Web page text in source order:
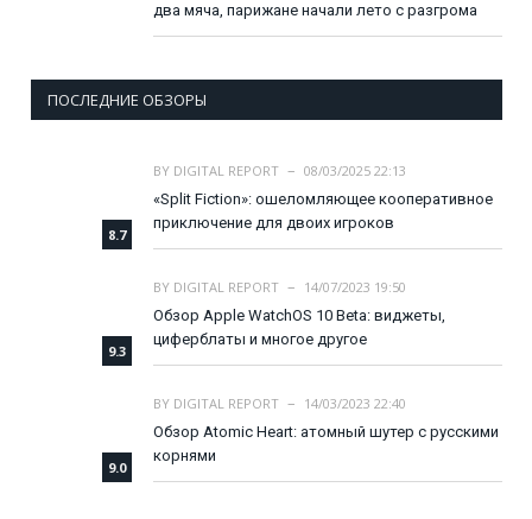
два мяча, парижане начали лето с разгрома
ПОСЛЕДНИЕ ОБЗОРЫ
8.7
BY DIGITAL REPORT
08/03/2025 22:13
«Split Fiction»: ошеломляющее кооперативное
приключение для двоих игроков
9.3
BY DIGITAL REPORT
14/07/2023 19:50
Обзор Apple WatchOS 10 Beta: виджеты,
циферблаты и многое другое
9.0
BY DIGITAL REPORT
14/03/2023 22:40
Обзор Atomic Heart: атомный шутер с русскими
корнями